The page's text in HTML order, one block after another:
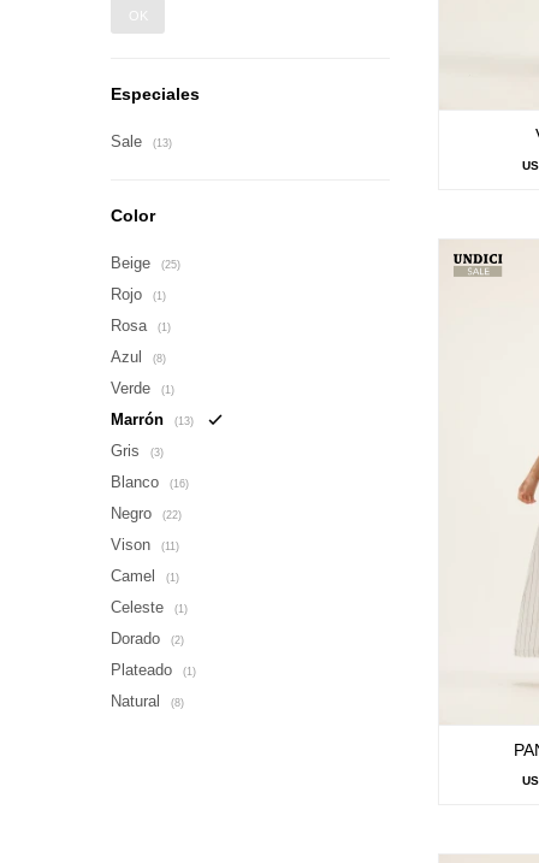
OK
Especiales
Sale (13)
Color
Beige (25)
Rojo (1)
Rosa (1)
Azul (8)
Verde (1)
Marrón (13)
Gris (3)
Blanco (16)
Negro (22)
Vison (11)
Camel (1)
Celeste (1)
Dorado (2)
Plateado (1)
Natural (8)